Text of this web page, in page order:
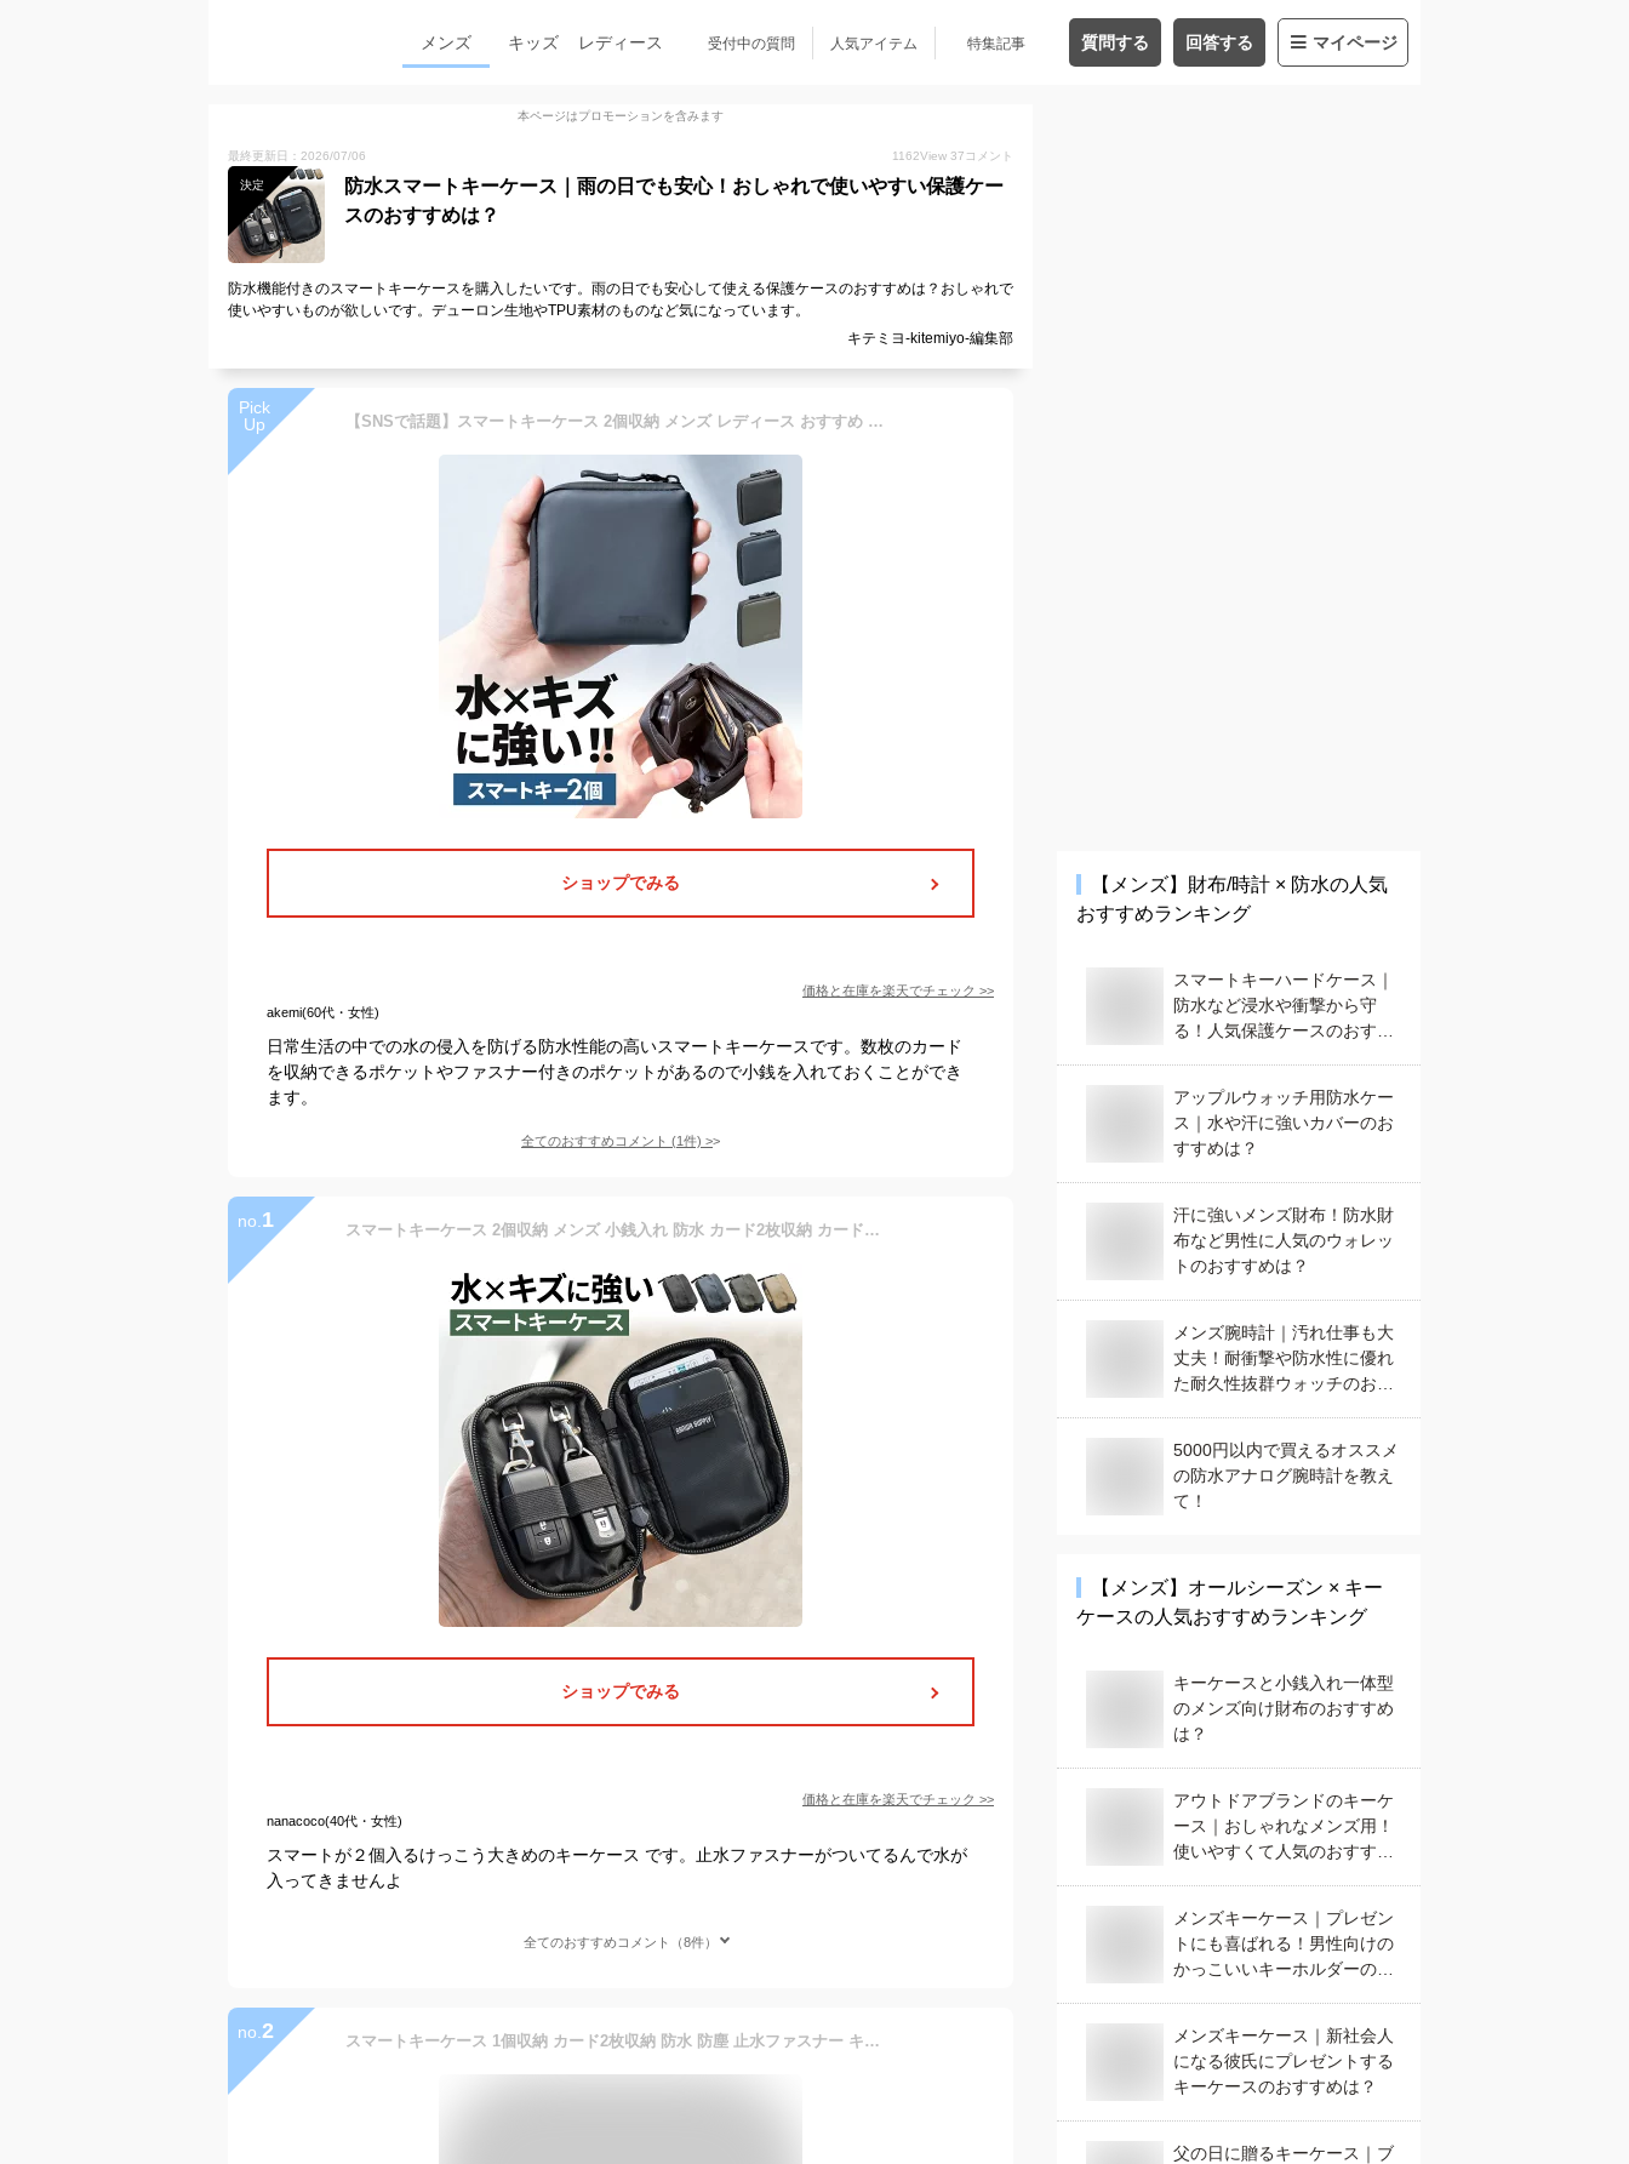
メンズ キッズ レディース 受付中の質問 人気アイテム 特集記事 質問する 回答する マイページ
本ページはプロモーションを含みます
最終更新日：2026/07/06 1162View 37 コメント
決定
防水スマートキーケース｜雨の日でも安心！おしゃれで使いやすい保護ケー
スのおすすめは？
防水機能付きのスマートキーケースを購入したいです。雨の日でも安心して使える保護ケースのおすすめは？おしゃれで
使いやすいものが欲しいです。デューロン生地やTPU素材のものなど気になっています。
キテミヨ-kitemiyo-編集部
Pick
Up
【SNSで話題】スマートキーケース 2個収納 メンズ レディース おすすめ おしゃれ L字ファスナー 正方形 カード収納 防水 防塵 止水ファスナー 小銭入れ アクセサリポーチ イヤホンケース 財布 EZ2-CAR118【ネコポス対応】
ショップでみる
価格と在庫を楽天でチェック >>
akemi(60代・女性)
日常生活の中での水の侵入を防げる防水性能の高いスマートキーケースです。数枚のカード
を収納できるポケットやファスナー付きのポケットがあるので小銭を入れておくことができ
ます。
全てのおすすめコメント (1件) >
no. 1 スマートキーケース 2個収納 メンズ 小銭入れ 防水 カード2枚収納 カード入れ付き 防塵 止水ファスナー 外側ポケット付き キーリング付属 おしゃれ コンパクト 薄型 スリム キーカバー 車 家の鍵
ショップでみる
価格と在庫を楽天でチェック >>
nanacoco(40代・女性)
スマートが２個入るけっこう大きめのキーケース です。止水ファスナーがついてるんで水が
入ってきませんよ
全てのおすすめコメント（8件）
no. 2 スマートキーケース 1個収納 カード2枚収納 防水 防塵 止水ファスナー キーリング付属 ネイビー おしゃれ コンパクト メンズ レディース EZ2-CAR105NV
【メンズ】 財布/時計 × 防水の人気
おすすめランキング
スマートキーハードケース｜
防水など浸水や衝撃から守
る！人気保護ケースのおすす
アップルウォッチ用防水ケー
ス｜水や汗に強いカバーのお
すすめは？
汗に強いメンズ財布！防水財
布など男性に人気のウォレッ
トのおすすめは？
メンズ腕時計｜汚れ仕事も大
丈夫！耐衝撃や防水性に優れ
た耐久性抜群ウォッチのおす
5000円以内で買えるオススメ
の防水アナログ腕時計を教え
て！
【メンズ】 オールシーズン × キー
ケースの人気おすすめランキング
キーケースと小銭入れ一体型
のメンズ向け財布のおすすめ
は？
アウトドアブランドのキーケ
ース｜おしゃれなメンズ用！
使いやすくて人気のおすすめ
メンズキーケース｜プレゼン
トにも喜ばれる！男性向けの
かっこいいキーホルダーのお
メンズキーケース｜新社会人
になる彼氏にプレゼントする
キーケースのおすすめは？
父の日に贈るキーケース｜ブ